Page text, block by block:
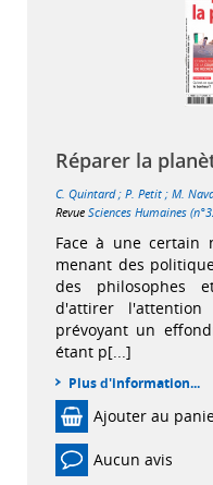
Réparer la
C. Quintard; P. Petit ; M.
Revue Sciences Humaines
Face à une certain
menant des
des philosophes
d'attirer
prévoyant un
étant p[...]
Plus d'information...
Ajouter au
Aucun avis